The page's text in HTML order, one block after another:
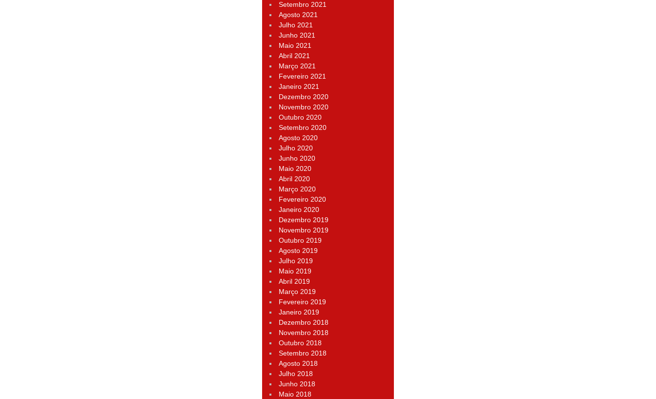
Setembro 2021
Agosto 2021
Julho 2021
Junho 2021
Maio 2021
Abril 2021
Março 2021
Fevereiro 2021
Janeiro 2021
Dezembro 2020
Novembro 2020
Outubro 2020
Setembro 2020
Agosto 2020
Julho 2020
Junho 2020
Maio 2020
Abril 2020
Março 2020
Fevereiro 2020
Janeiro 2020
Dezembro 2019
Novembro 2019
Outubro 2019
Agosto 2019
Julho 2019
Maio 2019
Abril 2019
Março 2019
Fevereiro 2019
Janeiro 2019
Dezembro 2018
Novembro 2018
Outubro 2018
Setembro 2018
Agosto 2018
Julho 2018
Junho 2018
Maio 2018